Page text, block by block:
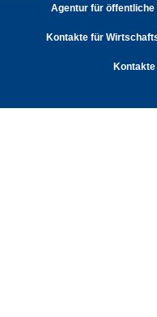
Agentur für öffentliche
Kontakte für